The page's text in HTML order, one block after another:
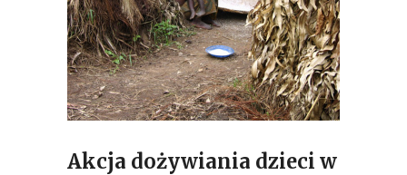
Akcja dożywiania dzieci w